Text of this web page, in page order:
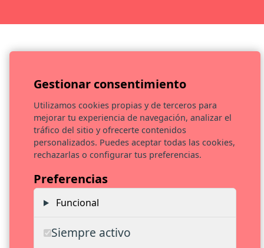
EVOCA CULTURA S.L. ha sido beneficiaria del Fondo Europeo
de Desarrollo Regional cuyo objetivo es promover el
desarrollo tecnológico, la innovación y una investigación de
calidad y gracias al que ha llevado a cabo el estudio de
producto/servicio, con el objetivo de mejorar la
competitividad empresarial apoyada en la innovación de la
pyme, durante el año 2022. Para ello ha contado con el apoyo
Toledo.
Gestionar consentimiento
Utilizamos cookies propias y de terceros para
mejorar tu experiencia de navegación, analizar el
tráfico del sitio y ofrecerte contenidos
personalizados. Puedes aceptar todas las cookies,
rechazarlas o configurar tus preferencias.
Preferencias
Funcional
Siempre activo